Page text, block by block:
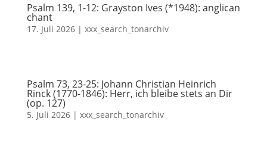
Psalm 139, 1-12: Grayston Ives (*1948): anglican
chant
17. Juli 2026| xxx_search_tonarchiv
Psalm 73, 23-25: Johann Christian Heinrich
Rinck (1770-1846): Herr, ich bleibe stets an Dir
(op. 127)
5. Juli 2026| xxx_search_tonarchiv